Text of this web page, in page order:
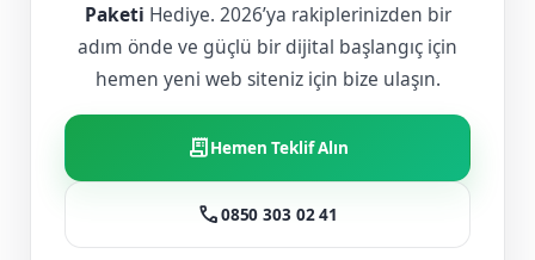
Paketi Hediye. 2026’ya rakiplerinizden bir
adım önde ve güçlü bir dijital başlangıç için
hemen yeni web siteniz için bize ulaşın.
receipt_longHemen Teklif Alın
call0850 303 02 41